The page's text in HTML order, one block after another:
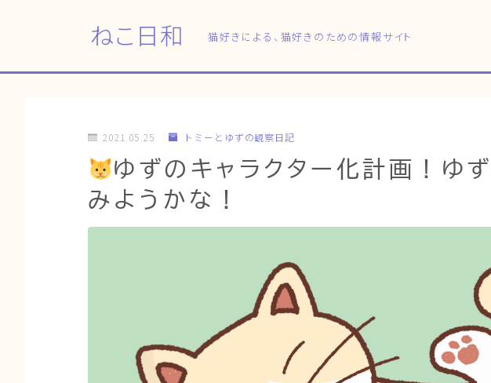
ねこ日和 猫好きによる、猫好きのための情報サイト
どっちがい
猫のなぜ？
ゆずとシン
ねこの部屋
2021.05.25 トミーとゆずの観察日記
ゆずのキャラクター化計画！ゆ
みようかな！